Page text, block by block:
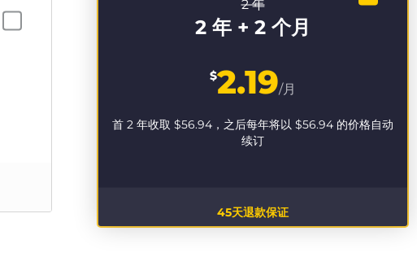
2 年
2 年 + 2 个月
$2.19/月
首 2 年收取 $56.94 ，之后每年将以 $56.94 的价格自动
续订
45天退款保证